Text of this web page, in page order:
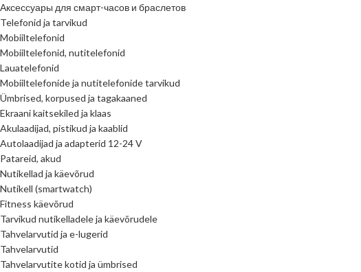
Аксессуары для смарт-часов и браслетов
Telefonid ja tarvikud
Mobiiltelefonid
Mobiiltelefonid, nutitelefonid
Lauatelefonid
Mobiiltelefonide ja nutitelefonide tarvikud
Ümbrised, korpused ja tagakaaned
Ekraani kaitsekiled ja klaas
Akulaadijad, pistikud ja kaablid
Autolaadijad ja adapterid 12-24 V
Patareid, akud
Nutikellad ja käevõrud
Nutikell (smartwatch)
Fitness käevõrud
Tarvikud nutikelladele ja käevõrudele
Tahvelarvutid ja e-lugerid
Tahvelarvutid
Tahvelarvutite kotid ja ümbrised